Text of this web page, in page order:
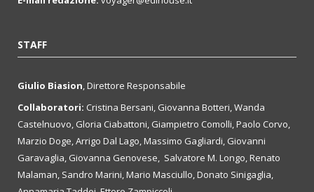
STAFF
Giulio Biasion, Direttore Responsabile
Collaboratori: Cristina Bersani, Giovanna Botteri, Wanda
Castelnuovo, Gloria Ciabattoni, Giampietro Comolli, Paolo Corvo,
Marzio Doge, Arrigo Dal Lago, Massimo Gagliardi, Giovanni
Garavaglia, Giovanna Genovese, Salvatore M. Longo, Renato
Malaman, Sandro Marini, Mario Masciullo, Donato Sinigaglia,